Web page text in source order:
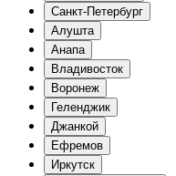
Санкт-Петербург
Алушта
Анапа
Владивосток
Воронеж
Геленджик
Джанкой
Ефремов
Иркутск